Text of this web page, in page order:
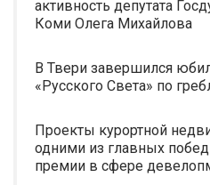
активность депутата
Коми Олега Михайлова
В Твери завершился
«Русского Света» по
Проекты курортной
одними из главных
премии в сфере